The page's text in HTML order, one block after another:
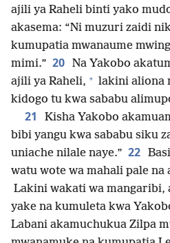
ajili ya Raheli binti yako
akasema: “Ni muzuri zaidi
kumupatia mwanaume
mimi.” 20 Na Yakobo
ajili ya Raheli, + lakini aliona
kidogo tu kwa sababu
21
Kisha Yakobo
bibi yangu kwa sababu siku
uniache nilale naye.” 22
watu wote wa mahali pale na
Lakini wakati wa mangaribi,
yake na kumuleta kwa
Labani akamuchukua Zilpa